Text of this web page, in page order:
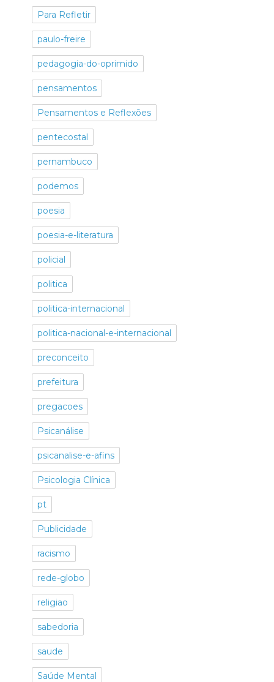
Para Refletir
paulo-freire
pedagogia-do-oprimido
pensamentos
Pensamentos e Reflexões
pentecostal
pernambuco
podemos
poesia
poesia-e-literatura
policial
politica
politica-internacional
politica-nacional-e-internacional
preconceito
prefeitura
pregacoes
Psicanálise
psicanalise-e-afins
Psicologia Clínica
pt
Publicidade
racismo
rede-globo
religiao
sabedoria
saude
Saúde Mental